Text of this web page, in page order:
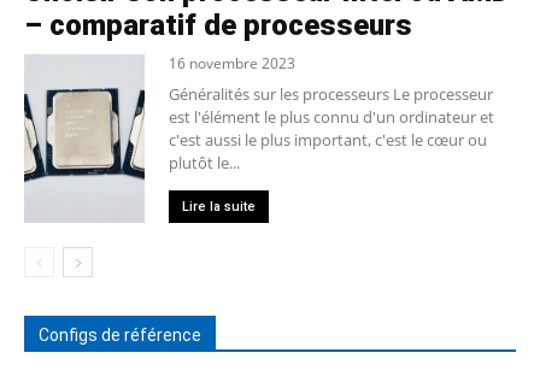
– comparatif de processeurs
16 novembre 2023
Généralités sur les processeurs Le processeur
est l'élément le plus connu d'un ordinateur et
c'est aussi le plus important, c'est le cœur ou
plutôt le...
Lire la suite
Configs de référence